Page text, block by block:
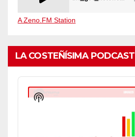
A Zeno.FM Station
LA COSTEÑÍSIMA PODCAST
Audio
Player
Show
Podcast